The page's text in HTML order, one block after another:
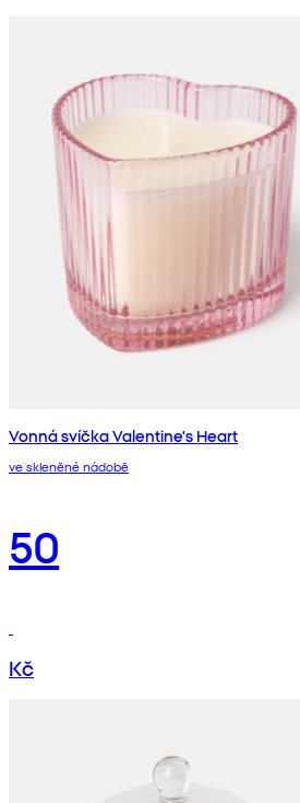
Vonná svíčka Valentine's Heart
ve skleněné nádobě
50
Kč